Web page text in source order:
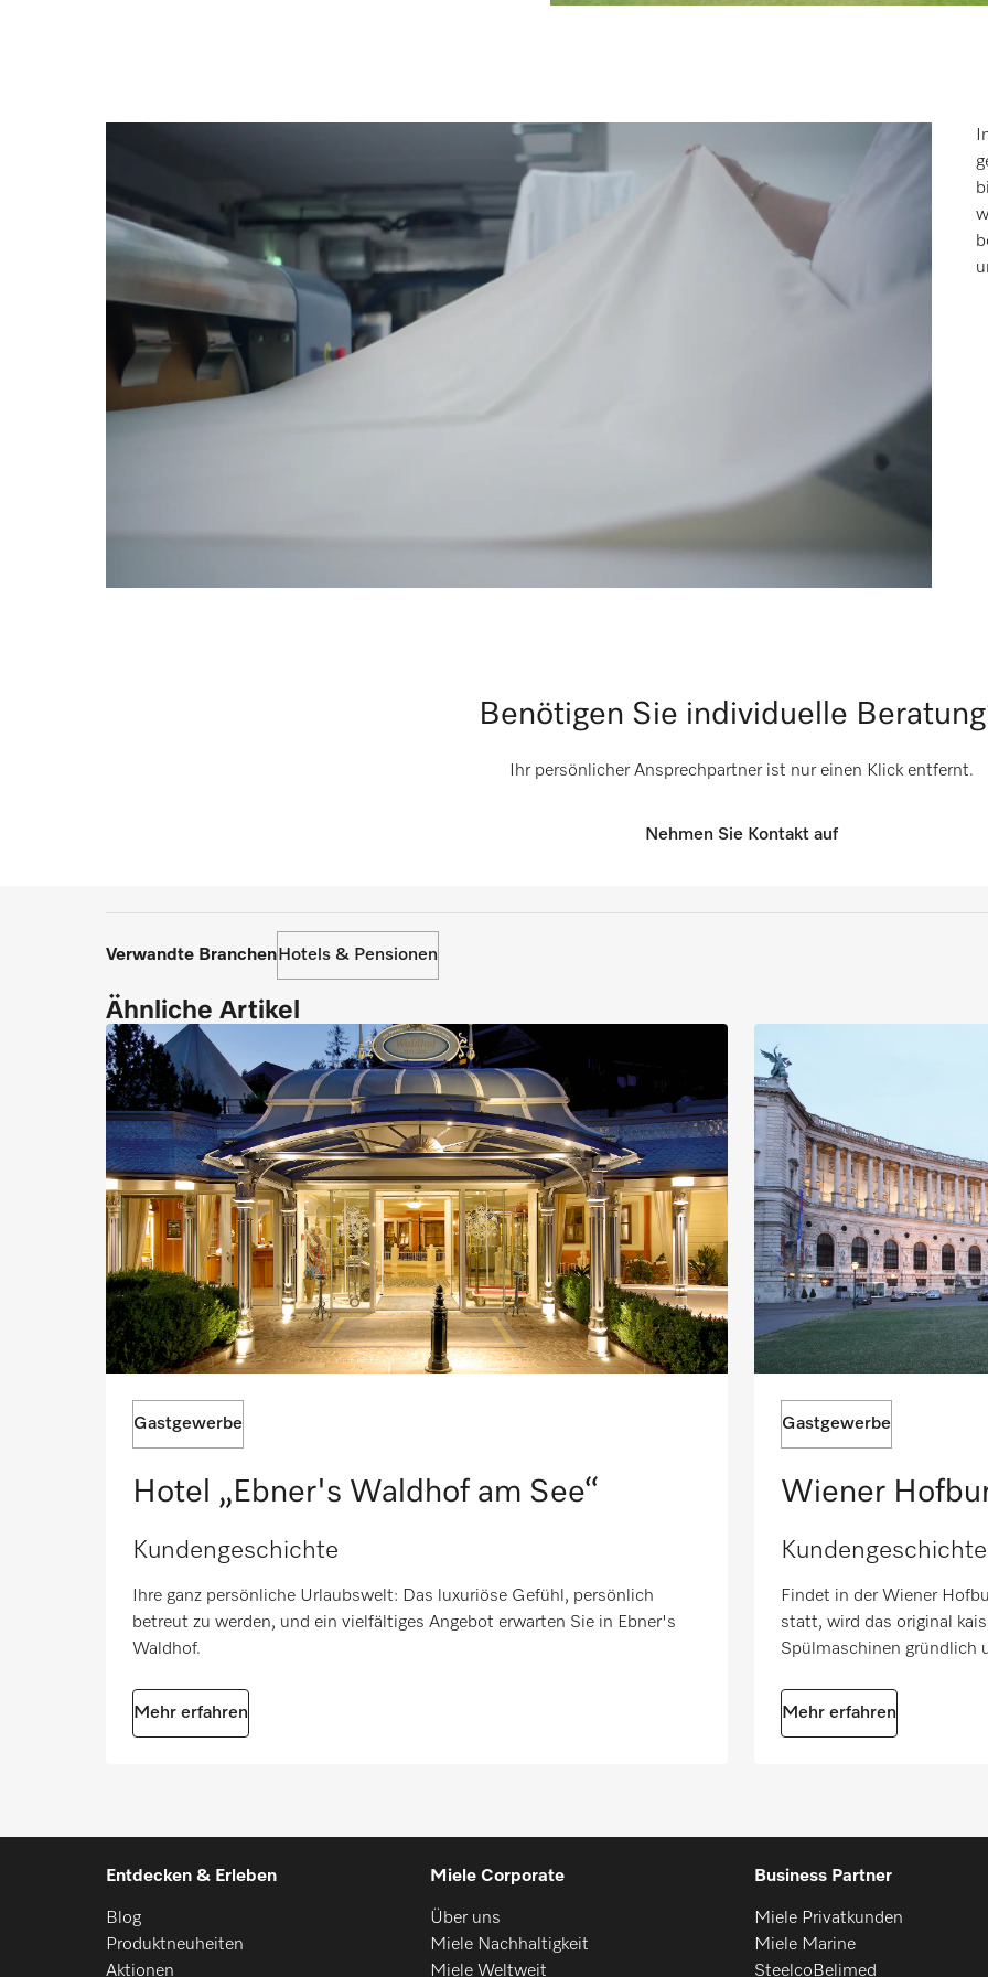
Benötigen Sie individuelle
Ihr persönlicher Ansprechpartner ist nur einen Klick entfernt.
Nehmen Sie Kontakt auf
Verwandte Branchen Hotels & Pensionen
Ähnliche Artikel
Gastgewerbe
Hotel „Ebner's Waldhof am See“
Kundengeschichte
Ihre ganz persönliche Urlaubswelt: Das luxuriöse Gefühl, persönlich
betreut zu werden, und ein vielfältiges Angebot erwarten Sie in Ebner's
Waldhof.
Mehr erfahren
Gastgewerbe
Wiener
Kundengeschichte
Findet in der Wiener
statt, wird das original
Spülmaschinen gründlich
Mehr erfahren
Entdecken & Erleben
Blog
Produktneuheiten
Aktionen
Miele Corporate
Über uns
Miele Nachhaltigkeit
Miele Weltweit
Business Partner
Miele Privatkunden
Miele Marine
SteelcoBelimed